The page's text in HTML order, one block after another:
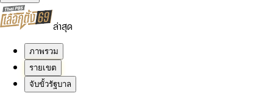
ล่าสุด
ภาพรวม
รายเขต
จับขั้วรัฐบาล